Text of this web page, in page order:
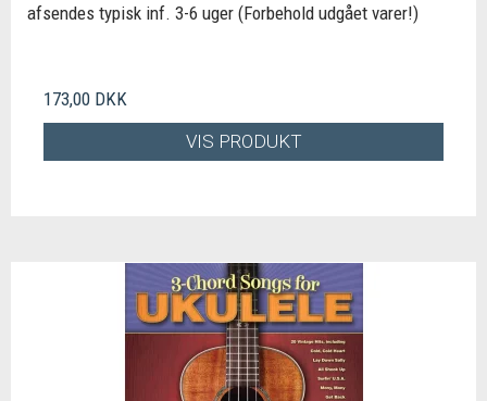
afsendes typisk inf. 3-6 uger (Forbehold udgået varer!)
173,00 DKK
VIS PRODUKT